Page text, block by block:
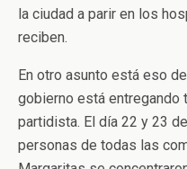
la ciudad a parir en los
reciben.
En otro asunto está eso
gobierno está entregando
partidista. El día 22 y 23
personas de todas las